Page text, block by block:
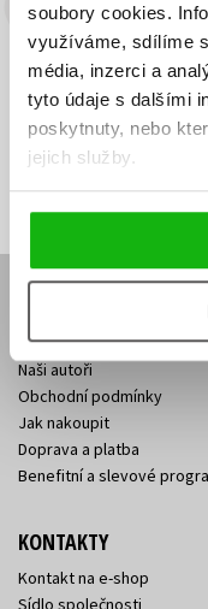
soubory cookies.
využíváme, sdílíme
média, inzerci a
tyto údaje s dalšími
poskytnuty, nebo
jejich služby.
Budete to
Zajímá Vás, jaký knižní
sleva, jaká běží soutěž o
mailových novinek
Vaše e-
adresa
Vaše e-
adresa
Aktuality
Naši autoři
Obchodní podmínky
Jak nakoupit
Doprava a platba
Benefitní a slevové
KONTAKTY
Kontakt na e-shop
Sídlo společnosti